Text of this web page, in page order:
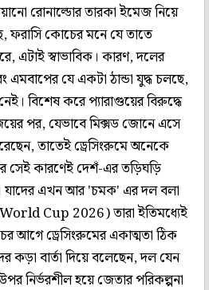
রোনাল্ডোর তারকা ইমেজ নিয়ে
ফরাসি কোচের মনে যে তাতে
এটাই স্বাভাবিক। কারণ, দলের
এমবাপের যে একটা ঠান্ডা যুদ্ধ চলছে,
বিশেষ করে প্যারাগুয়ের বিরুদ্ধে
পর, যেভাবে মিক্সড জোনে এসে
তাতেই ড্রেসিংরুমে অনেকে
সেই কারণেই দেশঁ-এর তড়িঘড়ি
যাদের এখন আর 'চমক' এর দল বলা
Cup 2026) তারা ইতিমধ্যেই
আগে ড্রেসিংরুমের একাত্মতা ঠিক
কড়া বার্তা দিয়ে বলেছেন, দল যেন
হয়ে জেতার পরিকল্পনা